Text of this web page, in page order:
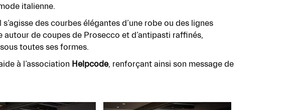
italienne.
des courbes élégantes d’une robe ou des lignes
autour de coupes de Prosecco et d’antipasti raffinés,
toutes ses formes.
à l’association Helpcode, renforçant ainsi son message de